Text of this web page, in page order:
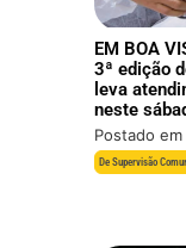
EM BOA
3ª edição
leva
neste
Postado
De Supervisão